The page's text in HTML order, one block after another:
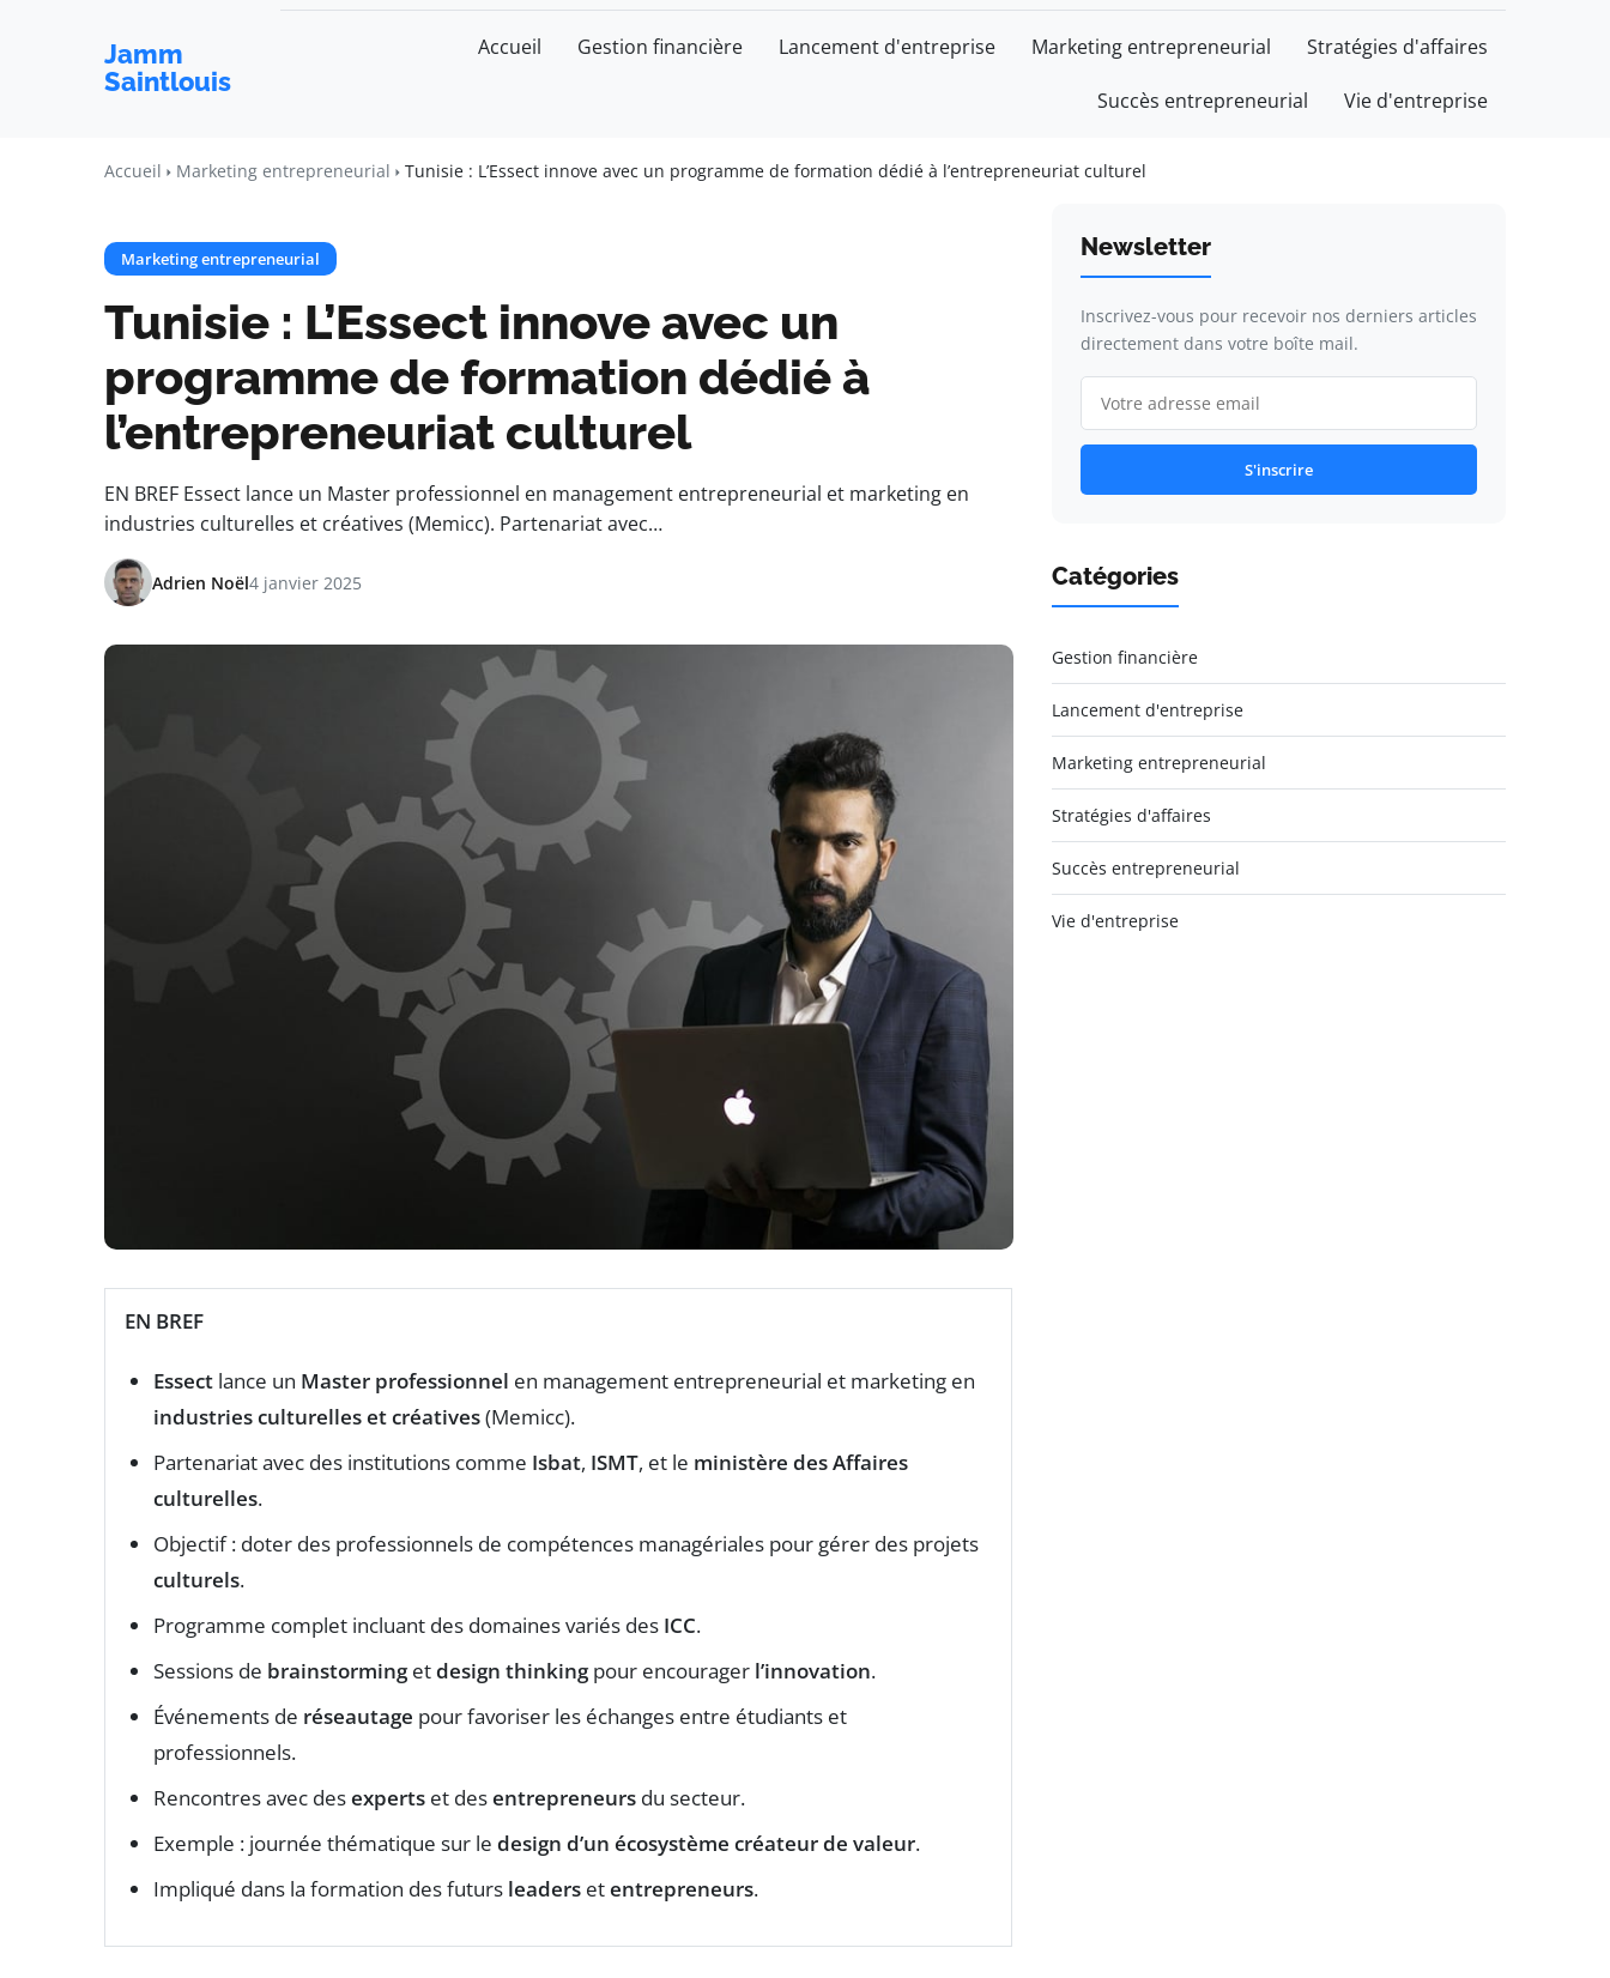
Jamm
Saintlouis
Accueil Gestion financière Lancement d'entreprise Marketing entrepreneurial Stratégies d'affaires
Succès entrepreneurial Vie d'entreprise
Accueil Marketing entrepreneurial Tunisie : L’Essect innove avec un programme de formation dédié à l’entrepreneuriat culturel
Marketing entrepreneurial
Tunisie : L’Essect innove avec un
programme de formation dédié à
l’entrepreneuriat culturel
EN BREF Essect lance un Master professionnel en management entrepreneurial et marketing en
industries culturelles et créatives (Memicc). Partenariat avec…
Adrien Noël4 janvier 2025
EN BREF
Essect lance un Master professionnel en management entrepreneurial et marketing en
industries culturelles et créatives(Memicc).
Partenariat avec des institutions comme Isbat, ISMT, et le ministère des Affaires
culturelles.
Objectif : doter des professionnels de compétences managériales pour gérer des projets
culturels.
Programme complet incluant des domaines variés des ICC.
Sessions de brainstormingetdesign thinkingpour encourager l’innovation.
Événements de réseautage pour favoriser les échanges entre étudiants et
professionnels.
Rencontres avec desexperts et desentrepreneurs du secteur.
Exemple : journée thématique sur le design d’un écosystème créateur de valeur.
Impliqué dans la formation des futurs leaders etentrepreneurs.
Newsletter
Inscrivez-vous pour recevoir nos derniers articles
directement dans votre boîte mail.
S'inscrire
Catégories
Gestion financière
Lancement d'entreprise
Marketing entrepreneurial
Stratégies d'affaires
Succès entrepreneurial
Vie d'entreprise